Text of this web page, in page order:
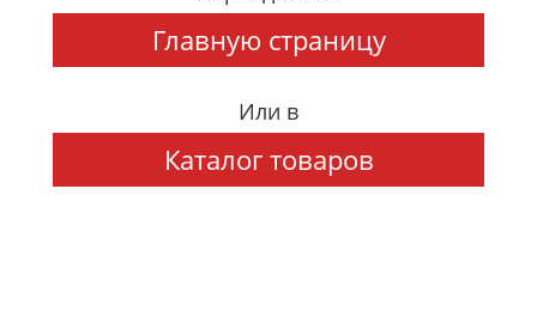
Главную страницу
Или в
Каталог товаров